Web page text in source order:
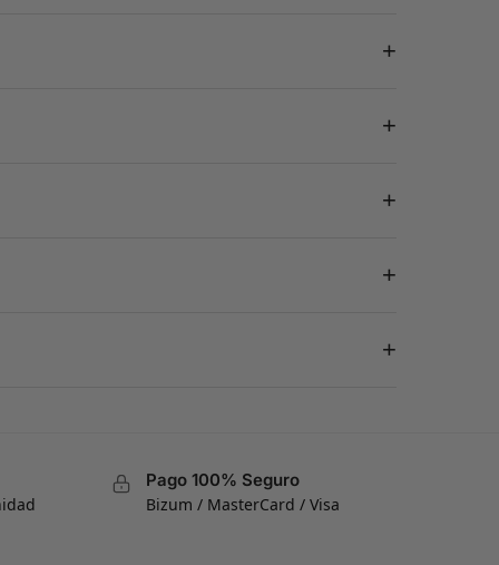
+
+
+
+
+
Pago 100% Seguro
Bizum / MasterCard / Visa